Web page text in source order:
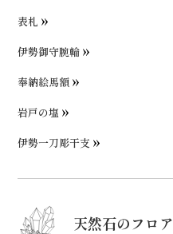
表札
伊勢御守腕輪
奉納絵馬額
岩戸の塩
伊勢一刀彫干支
天然石のフロア